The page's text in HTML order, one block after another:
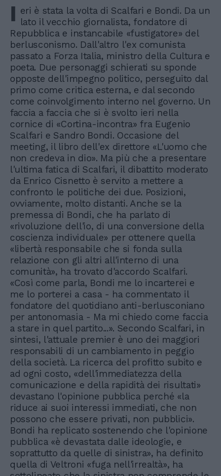
I eri è stata la volta di Scalfari e Bondi. Da un
lato il vecchio giornalista, fondatore di
Repubblica e instancabile «fustigatore» del
berlusconismo. Dall'altro l'ex comunista
passato a Forza Italia, ministro della Cultura e
poeta. Due personaggi schierati su sponde
opposte dell'impegno politico, perseguito dal
primo come critica esterna, e dal secondo
come coinvolgimento interno nel governo. Un
faccia a faccia che si è svolto ieri nella
cornice di «Cortina-incontra» fra Eugenio
Scalfari e Sandro Bondi. Occasione del
meeting, il libro dell'ex direttore «L'uomo che
non credeva in dio». Ma più che a presentare
l'ultima fatica di Scalfari, il dibattito moderato
da Enrico Cisnetto è servito a mettere a
confronto le politiche dei due. Posizioni,
ovviamente, molto distanti. Anche se la
premessa di Bondi, che ha parlato di
«rivoluzione dell'io, di una conversione della
coscienza individuale» per ottenere quella
«libertà responsabile che si fonda sulla
relazione con gli altri all'interno di una
comunità», ha trovato d'accordo Scalfari.
«Così come parla, Bondi me lo incarterei e
me lo porterei a casa - ha commentato il
fondatore del quotidiano anti-berlusconiano
per antonomasia - Ma mi chiedo come faccia
a stare in quel partito...». Secondo Scalfari, in
sintesi, l'attuale premier è uno dei maggiori
responsabili di un cambiamento in peggio
della società. La ricerca del profitto subito e
ad ogni costo, «dell'immediatezza della
comunicazione e della rapidità dei risultati»
devastano l'opinione pubblica perché «la
riduce ai suoi interessi immediati, che non
possono che essere privati, non pubblici».
Bondi ha replicato sostenendo che l'opinione
pubblica «è devastata dalle ideologie, e
soprattutto da quelle di sinistra», ha definito
quella di Veltroni «fuga nell'irrealtà», ha